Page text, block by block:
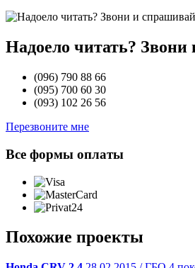
Надоело читать?
(096) 790 88 66
(095) 700 60 30
(093) 102 26 56
Перезвоните мне
Все формы оплаты
Похожие проекты